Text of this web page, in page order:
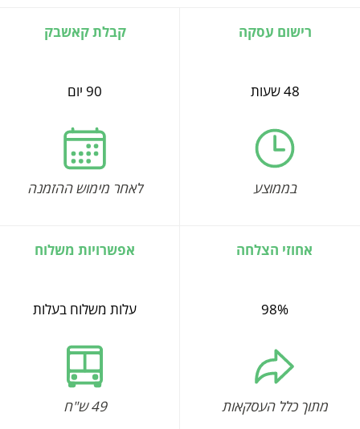
רישום עסקה
48 שעות
בממוצע
קבלת קאשבק
90 יום
לאחר מימוש ההזמנה
אחוזי הצלחה
98%
מתוך כלל העסקאות
אפשרויות משלוח
עלות משלוח בעלות
49 ש"ח